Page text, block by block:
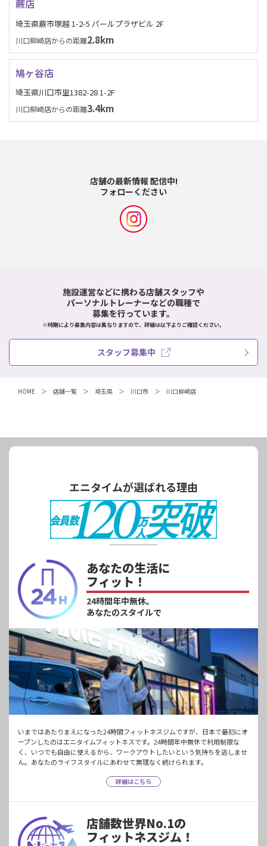
蕨店
埼玉県蕨市塚越 1-2-5 パールプラザビル 2F
川口柳崎店からの距離2.8km
鳩ヶ谷店
埼玉県川口市里1382-28 1-2F
川口柳崎店からの距離3.4km
店舗の最新情報 配信中!
フォローください
施設運営などに携わる店舗スタッフや
パーソナルトレーナーなどの職種で
募集を行っています。
※時期により募集内容は異なりますので、詳細は以下よりご確認ください。
スタッフ募集中
HOME 店舗一覧 埼玉県 川口市 川口柳崎店
エニタイムが選ばれる理由
あなたの生活に
フィット！
24時間年中無休。
あなたのスタイルで
いまではあたりまえになった24時間フィットネスジムですが、日本で最初にオ
ープンしたのはエニタイムフィットネスです。24時間年中無休で利用制限な
く、いつでも自由に使えるから、ワークアウトしたいという気持ちを逃しませ
ん。あなたのライフスタイルにあわせて無理なく続けられます。
詳細はこちら
店舗数世界No.1の
フィットネスジム！